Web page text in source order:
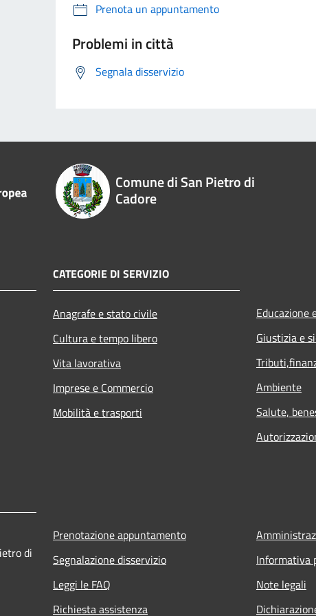
Prenota un appuntamento
Problemi in città
Segnala disservizio
Comune di San Pietro di
Cadore
CATEGORIE DI SERVIZIO
Anagrafe e stato civile
Cultura e tempo libero
Vita lavorativa
Imprese e Commercio
Mobilità e trasporti
Educazione
Giustizia e
Ambiente
Salute,
di
Prenotazione appuntamento
Segnalazione disservizio
Leggi le FAQ
Richiesta assistenza
Informativa
Note legali